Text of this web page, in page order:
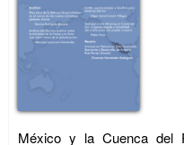
México y la Cuenca del